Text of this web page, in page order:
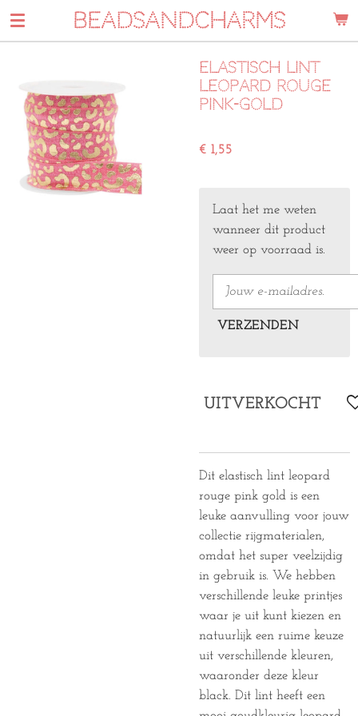
Ga
direct
hoofdinhoud
BEADSANDCHARMS
Elastisch lint
leopard rouge
pink-gold
€ 1,55
Laat het me weten
wanneer dit product
weer op voorraad is.
VERZENDEN
UITVERKOCHT
Dit elastisch lint leopard
rouge pink gold is een
leuke aanvulling voor jouw
collectie rijgmaterialen,
omdat het super veelzijdig
in gebruik is. We hebben
verschillende leuke printjes
waar je uit kunt kiezen en
natuurlijk een ruime keuze
uit verschillende kleuren,
waaronder deze kleur
black. Dit lint heeft een